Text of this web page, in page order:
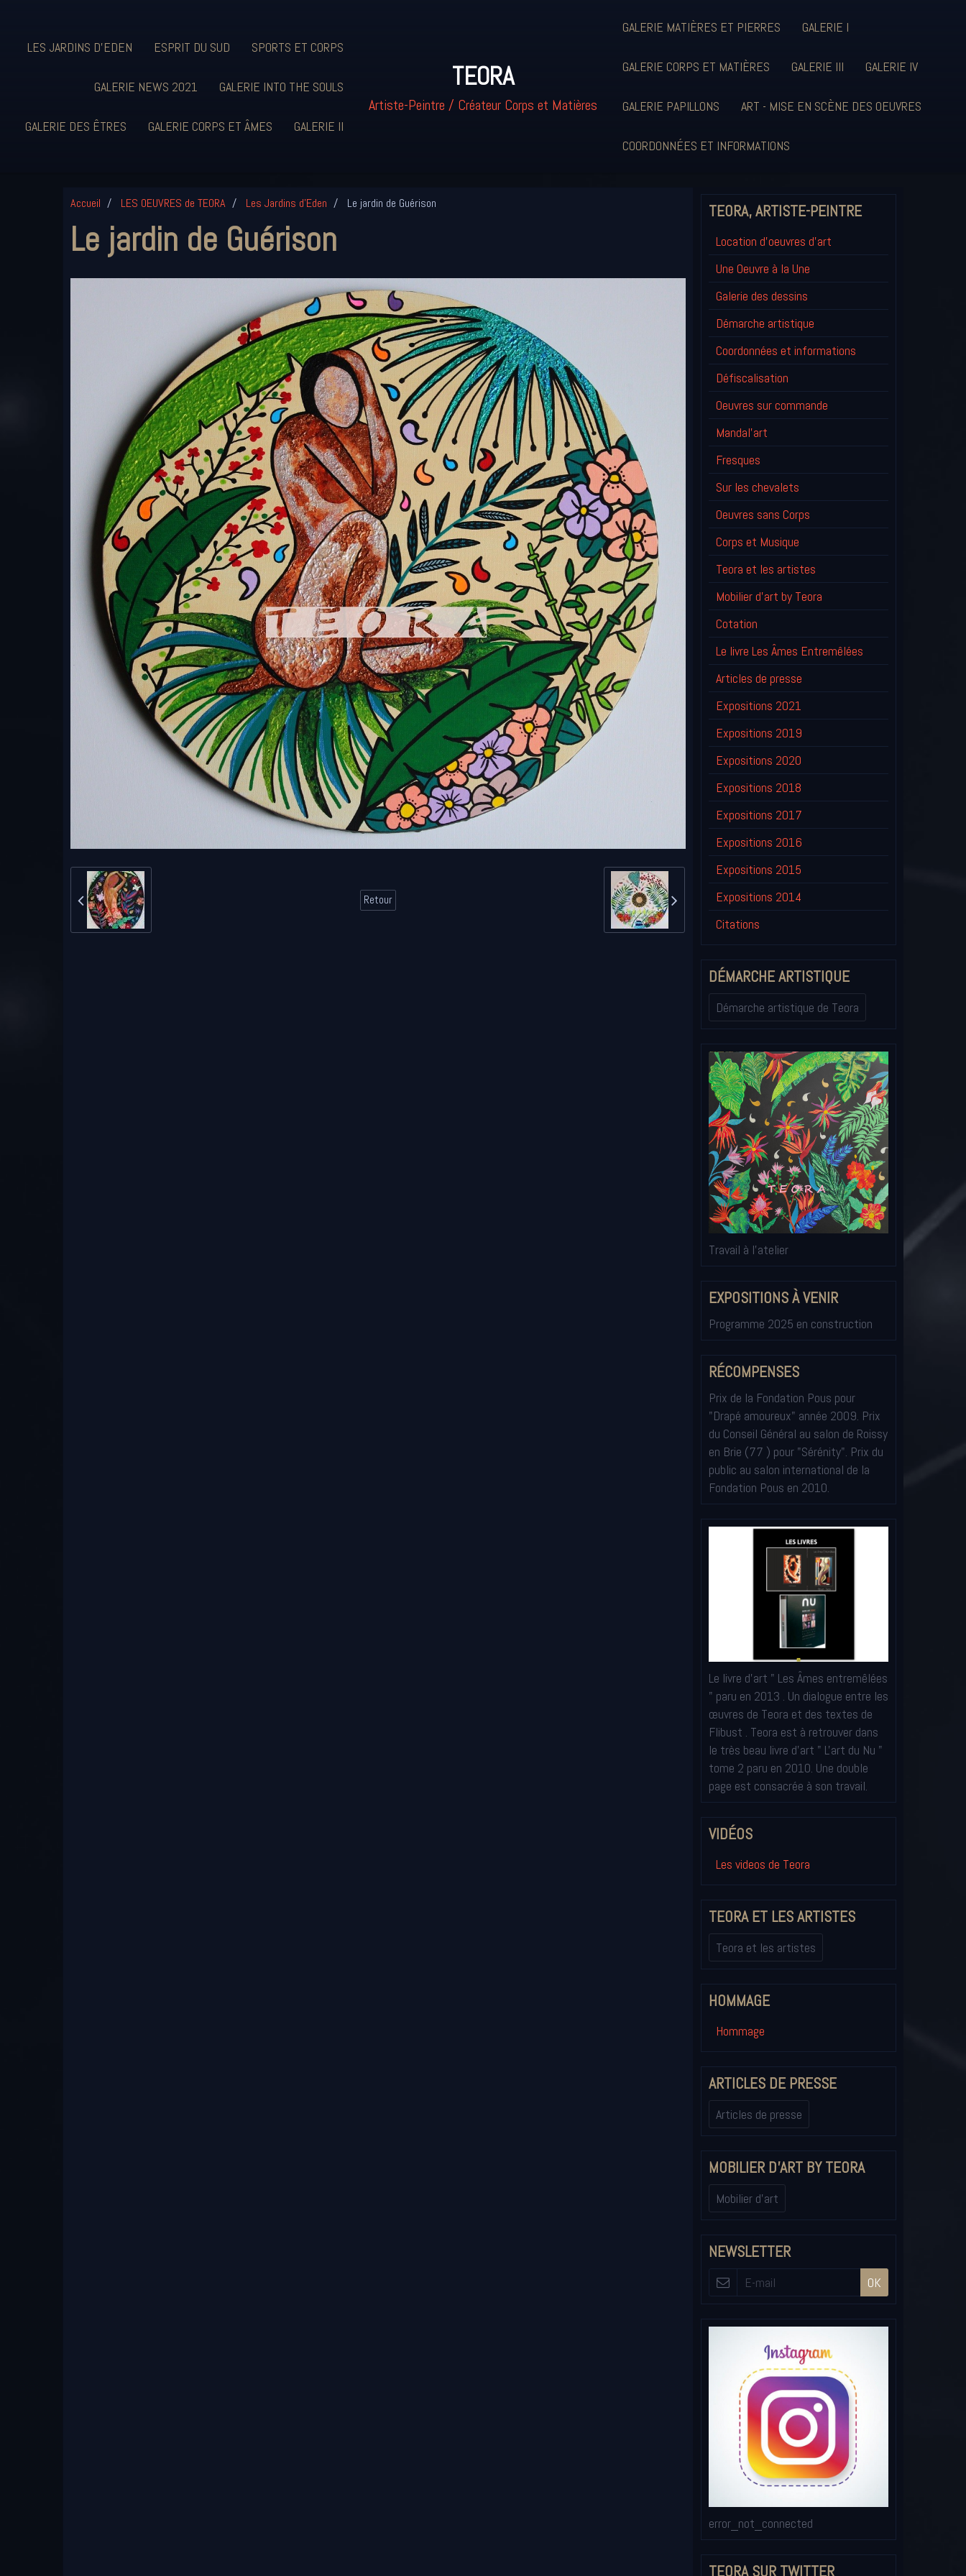
LES JARDINS D'EDEN ESPRIT DU SUD SPORTS ET CORPS
GALERIE NEWS 2021 GALERIE INTO THE SOULS
GALERIE DES ÊTRES GALERIE CORPS ET ÂMES GALERIE II
TEORA
Artiste-Peintre / Créateur Corps et Matières
GALERIE MATIÈRES ET PIERRES GALERIE I
GALERIE CORPS ET MATIÈRES GALERIE III GALERIE IV
GALERIE PAPILLONS ART - MISE EN SCÈNE DES OEUVRES
COORDONNÉES ET INFORMATIONS
Accueil LES OEUVRES de TEORA Les Jardins d'Eden Le jardin de Guérison
Le jardin de Guérison
Retour
TEORA, ARTISTE-PEINTRE
Location d'oeuvres d'art
Une Oeuvre à la Une
Galerie des dessins
Démarche artistique
Coordonnées et informations
Défiscalisation
Oeuvres sur commande
Mandal'art
Fresques
Sur les chevalets
Oeuvres sans Corps
Corps et Musique
Teora et les artistes
Mobilier d'art by Teora
Cotation
Le livre Les Âmes Entremêlées
Articles de presse
Expositions 2021
Expositions 2019
Expositions 2020
Expositions 2018
Expositions 2017
Expositions 2016
Expositions 2015
Expositions 2014
Citations
DÉMARCHE ARTISTIQUE
Démarche artistique de Teora
Travail à l'atelier
EXPOSITIONS À VENIR
Programme 2025 en construction
RÉCOMPENSES
Prix de la Fondation Pous pour
"Drapé amoureux" année 2009. Prix
du Conseil Général au salon de Roissy
en Brie (77 ) pour "Sérénity". Prix du
public au salon international de la
Fondation Pous en 2010.
Le livre d'art " Les Âmes entremêlées
" paru en 2013 . Un dialogue entre les
œuvres de Teora et des textes de
Flibust . Teora est à retrouver dans
le très beau livre d'art " L'art du Nu "
tome 2 paru en 2010. Une double
page est consacrée à son travail.
VIDÉOS
Les videos de Teora
TEORA ET LES ARTISTES
Teora et les artistes
HOMMAGE
Hommage
ARTICLES DE PRESSE
Articles de presse
MOBILIER D'ART BY TEORA
Mobilier d'art
NEWSLETTER
OK
error_not_connected
TEORA SUR TWITTER